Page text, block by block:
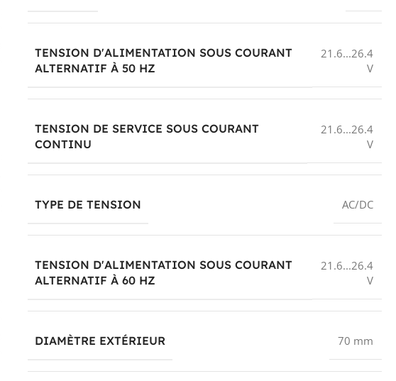
TENSION D'ALIMENTATION SOUS COURANT
ALTERNATIF À 50 HZ
21.6...26.4
V
TENSION DE SERVICE SOUS COURANT
CONTINU
21.6...26.4
V
TYPE DE TENSION AC/DC
TENSION D'ALIMENTATION SOUS COURANT
ALTERNATIF À 60 HZ
21.6...26.4
V
DIAMÈTRE EXTÉRIEUR 70 mm